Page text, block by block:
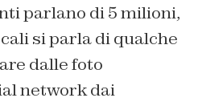
parlano di 5 milioni,
si parla di qualche
dalle foto
network dai